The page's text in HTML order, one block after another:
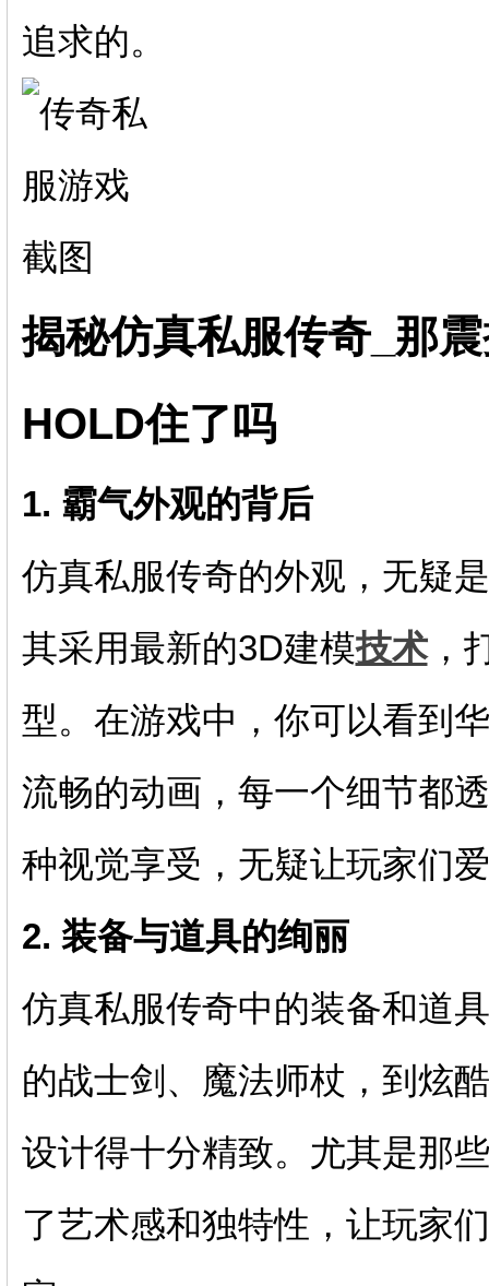
追求的。
揭秘仿真私服传奇_那
HOLD住了吗
1. 霸气外观的背后
仿真私服传奇的外观，无疑
其采用最新的3D建模技术，
型。在游戏中，你可以看到
流畅的动画，每一个细节都
种视觉享受，无疑让玩家们
2. 装备与道具的绚丽
仿真私服传奇中的装备和道
的战士剑、魔法师杖，到炫
设计得十分精致。尤其是那
了艺术感和独特性，让玩家